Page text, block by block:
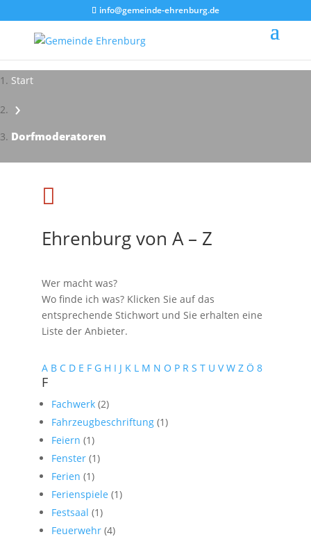
info@gemeinde-ehrenburg.de
Start
›
Dorfmoderatoren

Ehrenburg von A – Z
Wer macht was?
Wo finde ich was? Klicken Sie auf das
entsprechende Stichwort und Sie erhalten eine
Liste der Anbieter.
A B C D E F G H I J K L M N O P R S T U V W Z Ö 8
F
Fachwerk (2)
Fahrzeugbeschriftung (1)
Feiern (1)
Fenster (1)
Ferien (1)
Ferienspiele (1)
Festsaal (1)
Feuerwehr (4)